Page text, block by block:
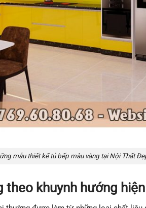
mẫu thiết kế tủ bếp màu vàng tại Nội Thất
theo khuynh hướng